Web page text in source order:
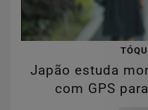
Japão estuda
com GPS